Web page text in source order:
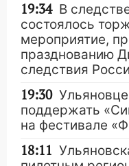
19:34 В
состоялось
мероприятие,
празднованию
следствия
19:30
поддержать
на фестивале
18:11